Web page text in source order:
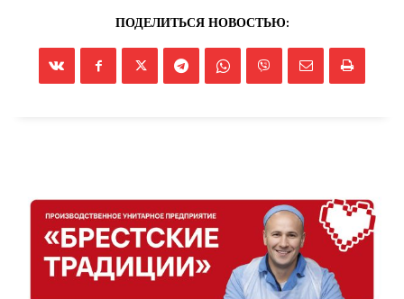
Газета
ПОДПИСАТЬСЯ
ПОДЕЛИТЬСЯ НОВОСТЬЮ: